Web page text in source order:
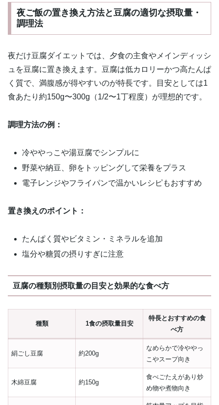
夜ご飯の置き換え方法と豆腐の適切な摂取量・
調理法
夜だけ豆腐ダイエットでは、夕食の主食やメインディッシ
ュを豆腐に置き換えます。豆腐は低カロリーかつ高たんぱ
く質で、満腹感が得やすいのが特長です。目安としては1
食あたり約150g〜300g（1/2〜1丁程度）が理想的です。
調理方法の例：
冷ややっこや湯豆腐でシンプルに
野菜や納豆、卵をトッピングして栄養をプラス
電子レンジやフライパンで温かいレシピもおすすめ
置き換えのポイント：
たんぱく質やビタミン・ミネラルを追加
塩分や糖質の摂りすぎに注意
豆腐の種類別摂取量の目安と効果的な食べ方
種類 1食の摂取量目安
特長とおすすめの食
べ方
絹ごし豆腐 約200g
なめらかで冷ややっ
こやスープ向き
木綿豆腐 約150g
食べごたえがあり炒
め物や煮物向き